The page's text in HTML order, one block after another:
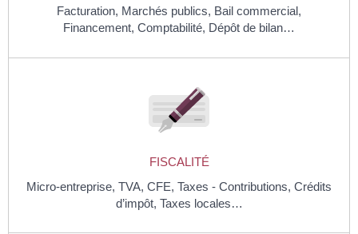
Facturation, Marchés publics, Bail commercial,
Financement, Comptabilité, Dépôt de bilan…
FISCALITÉ
Micro-entreprise, TVA, CFE, Taxes - Contributions, Crédits
d’impôt, Taxes locales…